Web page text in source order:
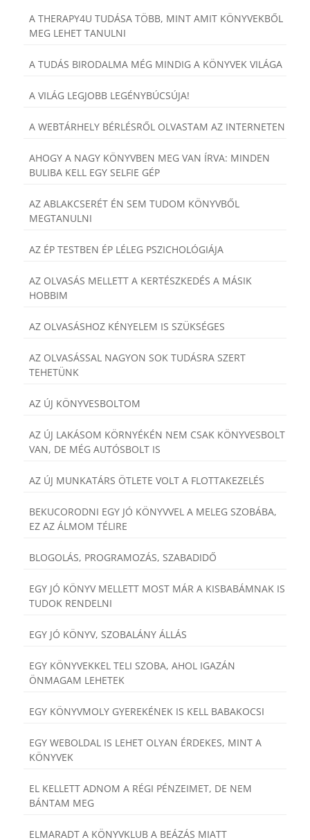
A THERAPY4U TUDÁSA TÖBB, MINT AMIT KÖNYVEKBŐL
MEG LEHET TANULNI
A TUDÁS BIRODALMA MÉG MINDIG A KÖNYVEK VILÁGA
A VILÁG LEGJOBB LEGÉNYBÚCSÚJA!
A WEBTÁRHELY BÉRLÉSRŐL OLVASTAM AZ INTERNETEN
AHOGY A NAGY KÖNYVBEN MEG VAN ÍRVA: MINDEN
BULIBA KELL EGY SELFIE GÉP
AZ ABLAKCSERÉT ÉN SEM TUDOM KÖNYVBŐL
MEGTANULNI
AZ ÉP TESTBEN ÉP LÉLEG PSZICHOLÓGIÁJA
AZ OLVASÁS MELLETT A KERTÉSZKEDÉS A MÁSIK
HOBBIM
AZ OLVASÁSHOZ KÉNYELEM IS SZÜKSÉGES
AZ OLVASÁSSAL NAGYON SOK TUDÁSRA SZERT
TEHETÜNK
AZ ÚJ KÖNYVESBOLTOM
AZ ÚJ LAKÁSOM KÖRNYÉKÉN NEM CSAK KÖNYVESBOLT
VAN, DE MÉG AUTÓSBOLT IS
AZ ÚJ MUNKATÁRS ÖTLETE VOLT A FLOTTAKEZELÉS
BEKUCORODNI EGY JÓ KÖNYVVEL A MELEG SZOBÁBA,
EZ AZ ÁLMOM TÉLIRE
BLOGOLÁS, PROGRAMOZÁS, SZABADIDŐ
EGY JÓ KÖNYV MELLETT MOST MÁR A KISBABÁMNAK IS
TUDOK RENDELNI
EGY JÓ KÖNYV, SZOBALÁNY ÁLLÁS
EGY KÖNYVEKKEL TELI SZOBA, AHOL IGAZÁN
ÖNMAGAM LEHETEK
EGY KÖNYVMOLY GYEREKÉNEK IS KELL BABAKOCSI
EGY WEBOLDAL IS LEHET OLYAN ÉRDEKES, MINT A
KÖNYVEK
EL KELLETT ADNOM A RÉGI PÉNZEIMET, DE NEM
BÁNTAM MEG
ELMARADT A KÖNYVKLUB A BEÁZÁS MIATT